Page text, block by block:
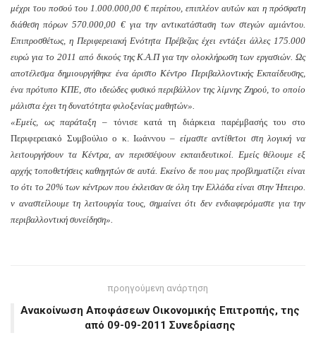
μέχρι του ποσού του 1.000.000,00 € περίπου, επιπλέον αυτών και η πρόσφατη
διάθεση πόρων 570.000,00 € για την αντικατάσταση των στεγών αμιάντου.
Επιπροσθέτως, η Περιφερειακή Ενότητα Πρέβεζας έχει εντάξει άλλες 175.000
ευρώ για το 2011 από δικούς της Κ.Α.Π για την ολοκλήρωση των εργασιών. Ως
αποτέλεσμα δημιουργήθηκε ένα άριστο Κέντρο Περιβαλλοντικής Εκπαίδευσης,
ένα πρότυπο ΚΠΕ, στο ιδεώδες φυσικό περιβάλλον της λίμνης Ζηρού, το οποίο
μάλιστα έχει τη δυνατότητα φιλοξενίας μαθητών».
«Εμείς, ως παράταξη– τόνισε κατά τη διάρκεια παρέμβασής του στο
Περιφερειακό Συμβούλιο ο κ. Ιωάννου – είμαστε αντίθετοι στη λογική να
λειτουργήσουν τα Κέντρα, αν περισσέψουν εκπαιδευτικοί. Εμείς θέλουμε εξ
αρχής τοποθετήσεις καθηγητών σε αυτά. Εκείνο δε που μας προβληματίζει είναι
το ότι το 20% των κέντρων που έκλεισαν σε όλη την Ελλάδα είναι στην Ήπειρο.
ν αναστείλουμε τη λειτουργία τους, σημαίνει ότι δεν ενδιαφερόμαστε για την
περιβαλλοντική συνείδηση».
προηγούμενη ανάρτηση
Ανακοίνωση Αποφάσεων Οικονομικής Επιτροπής, της
από 09-09-2011 Συνεδρίασης